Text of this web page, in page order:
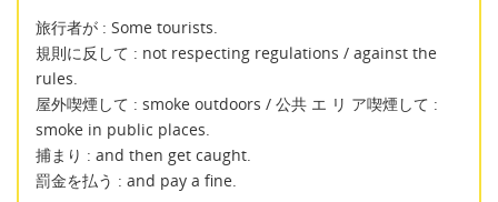
旅行者が : Some tourists.
規則に反して : not respecting regulations / against the
rules.
屋外喫煙して : smoke outdoors / 公共 エ リ ア喫煙して :
smoke in public places.
捕まり : and then get caught.
罰金を払う : and pay a fine.